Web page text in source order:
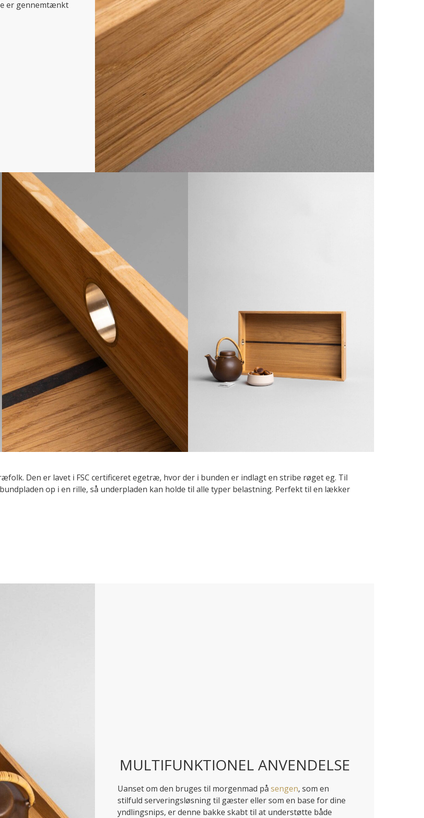
er gennemtænkt
Den er lavet i FSC certificeret egetræ, hvor der i bunden er indlagt en stribe røget eg. Til
op i en rille, så underpladen kan holde til alle typer belastning. Perfekt til en lækker
MULTIFUNKTIONEL ANVENDELSE
Uanset om den bruges til morgenmad på sengen, som en
stilfuld serveringsløsning til gæster eller som en base for dine
yndlingsnips, er denne bakke skabt til at understøtte både